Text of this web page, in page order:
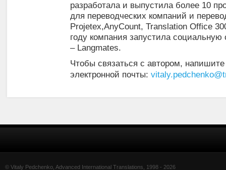
разработала и выпустила более 10
для переводческих компаний и
Projetex,AnyCount, Translation Office
году компания запустила социальную
– Langmates.
Чтобы связаться с автором,
электронной почты:
© Vitaly Pedchenko, Advanced International Translations, 1998 - 2026